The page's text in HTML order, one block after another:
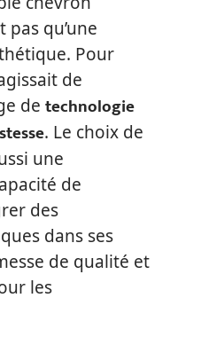
pas qu’une
Pour
de
de technologie
. Le choix de
une
de
des
dans ses
de qualité et
les